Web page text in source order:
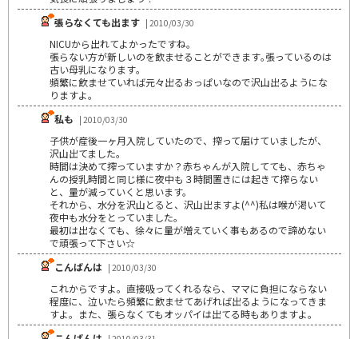
張らなくても出ます | 2010/03/30
NICUから出れてよかったですね｡
張らない方が新しいのを飲ませることができます｡張っているのは
古い母乳になります｡
頻繁に飲ませていれば元々出るおっぱいなので沢山出るようにな
りますよ｡
私も | 2010/03/30
子供が産後一ヶ月入院していたので、搾って届けていましたが、
沢山出てました。
時間は決めて搾っていますか？赤ちゃんが入院してても、赤ちゃ
んの授乳時間と同じ様に夜中も３時間置きには起きて搾らない
と、量が減っていくと思います。
それから、水分を沢山とると、沢山出ますよ(^^)私は喉が渇いて
夜中も水分をとっていました。
最初は出なくても、徐々に量が増えていく事もあるので諦めない
で頑張って下さい☆
こんばんは | 2010/03/30
これからですよ。直接吸ってくれるなら、ママに負担にならない
程度に、泣いたら頻繁に飲ませてあげれば出るようになってきま
すよ。また、張らなくてもオッパイは出てる時もありますよ。